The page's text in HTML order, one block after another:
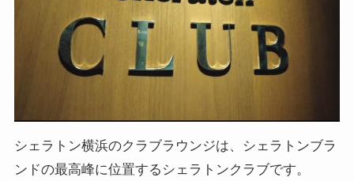
シェラトン横浜のクラブラウンジは、シェラトンブラ
ンドの最高峰に位置するシェラトンクラブです。